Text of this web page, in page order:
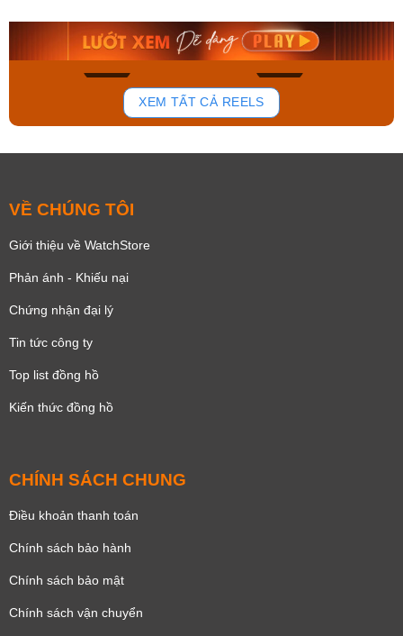
150
Mua ngay Mua ngay
XEM TẤT CẢ REELS
VỀ CHÚNG TÔI
Giới thiệu về WatchStore
Phản ánh - Khiếu nại
Chứng nhận đại lý
Tin tức công ty
Top list đồng hồ
Kiến thức đồng hồ
CHÍNH SÁCH CHUNG
Điều khoản thanh toán
Chính sách bảo hành
Chính sách bảo mật
Chính sách vận chuyển